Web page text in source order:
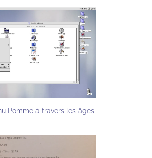
Pomme à travers les âges